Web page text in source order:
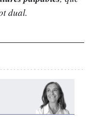
dual.